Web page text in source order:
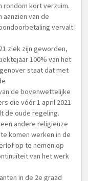
rondom kort verzuim.
van de
vervalt
ziek zijn geworden,
100% van het
staat dat met
de bovenwettelijke
die vóór 1 april 2021
de oude regeling.
andere religieuze
komen werken in de
op te nemen op
van het werk
in de 2e graad